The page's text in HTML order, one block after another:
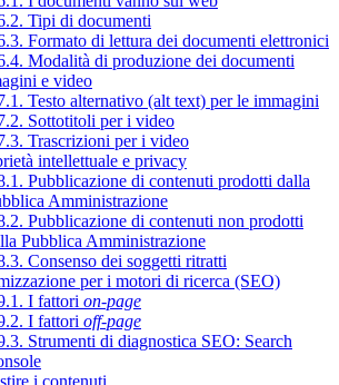
Tipi di documenti
Formato di lettura dei documenti elettronici
Modalità di produzione dei documenti
e video
Testo alternativo (alt text) per le immagini
Sottotitoli per i video
Trascrizioni per i video
intellettuale e privacy
Pubblicazione di contenuti prodotti dalla
Amministrazione
Pubblicazione di contenuti non prodotti
Pubblica Amministrazione
Consenso dei soggetti ritratti
per i motori di ricerca (SEO)
I fattori on-page
I fattori off-page
Strumenti di diagnostica SEO: Search
i contenuti